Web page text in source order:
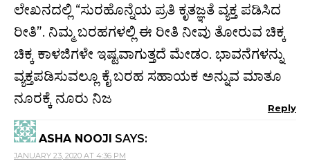
ಲೇಖನದಲ್ಲಿ “ಸುರಹೊನ್ನೆಯ ಪ್ರತಿ ಕೃತಜ್ಞತೆ ವ್ಯಕ್ತ ಪಡಿಸಿದ
ರೀತಿ”. ನಿಮ್ಮ ಬರಹಗಳಲ್ಲಿ ಈ ರೀತಿ ನೀವು ತೋರುವ ಚಿಕ್ಕ
ಚಿಕ್ಕ ಕಾಳಜಿಗಳೇ ಇಷ್ಟವಾಗುತ್ತದೆ ಮೇಡಂ. ಭಾವನೆಗಳನ್ನು
ವ್ಯಕ್ತಪಡಿಸುವಲ್ಲೂ ಕೈ ಬರಹ ಸಹಾಯಕ ಅನ್ನುವ ಮಾತೂ
ನೂರಕ್ಕೆ ನೂರು ನಿಜ
Reply
ASHA NOOJI SAYS:
JANUARY 23, 2020 AT 4:36 PM